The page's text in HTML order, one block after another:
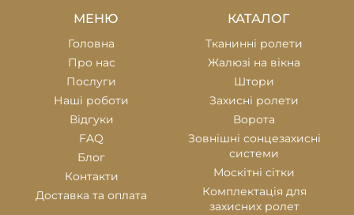
МЕНЮ
Головна
Про нас
Послуги
Наші роботи
Відгуки
FAQ
Блог
Контакти
Доставка та оплата
КАТАЛОГ
Тканинні ролети
Жалюзі на вікна
Штори
Захисні ролети
Ворота
Зовнішні сонцезахисні
системи
Москітні сітки
Комплектація для
захисних ролет